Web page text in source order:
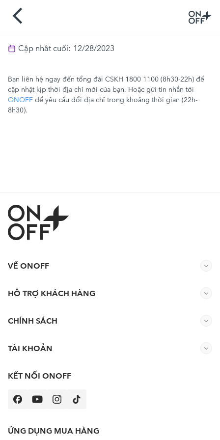
Cập nhât cuối: 12/28/2023
Bạn liên hệ ngay đến tổng đài CSKH 1800 1100 (8h30-22h) để
cập nhật kịp thời địa chỉ mới của bạn. Hoặc gửi tin nhắn tới
ONOFF để yêu cầu đổi địa chỉ trong khoảng thời gian (22h-
8h30).
HỖ TRỢ KHÁCH HÀNG
TÀI KHOẢN
CHÍNH SÁCH
VỀ ONOFF
KẾT NỐI ONOFF
ỨNG DỤNG MUA HÀNG